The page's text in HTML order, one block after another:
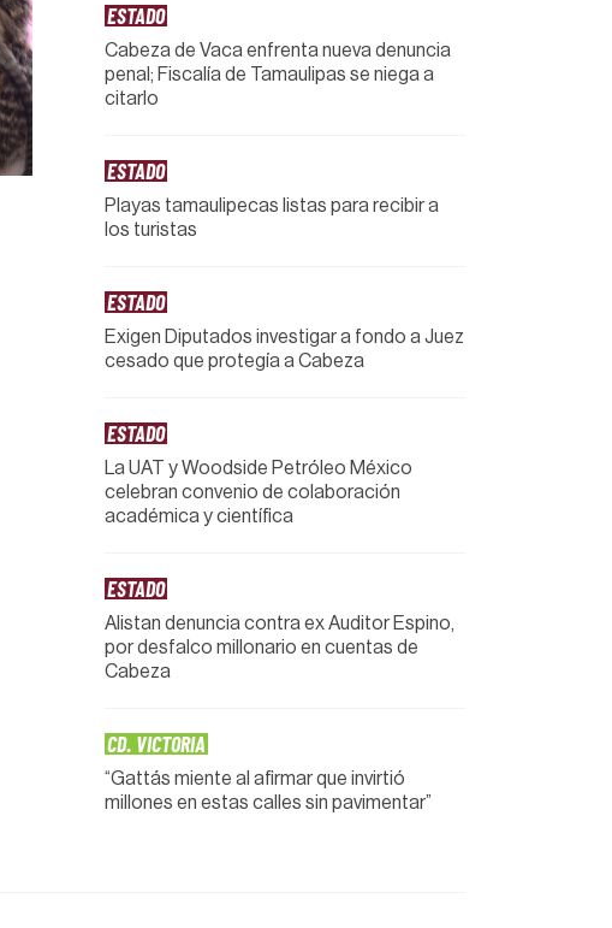
ESTADO
Cabeza de Vaca enfrenta nueva denuncia
penal; Fiscalía de Tamaulipas se niega a
citarlo
ESTADO
Playas tamaulipecas listas para recibir a
los turistas
ESTADO
Exigen Diputados investigar a fondo a Juez
cesado que protegía a Cabeza
ESTADO
La UAT y Woodside Petróleo México
celebran convenio de colaboración
académica y científica
ESTADO
Alistan denuncia contra ex Auditor Espino,
por desfalco millonario en cuentas de
Cabeza
CD. VICTORIA
“Gattás miente al afirmar que invirtió
millones en estas calles sin pavimentar”